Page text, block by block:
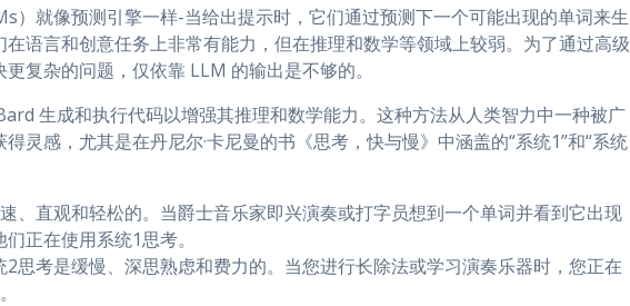
）就像预测引擎一样-当给出提示时，它们通过预测下一个可能出现的单词来生
在语言和创意任务上非常有能力，但在推理和数学等领域上较弱。为了通过高级
复杂的问题，仅依靠 LLM 的输出是不够的。
生成和执行代码以增强其推理和数学能力。这种方法从人类智力中一种被广
灵感，尤其是在丹尼尔·卡尼曼的书《思考，快与慢》中涵盖的“系统1”和“系统
、直观和轻松的。当爵士音乐家即兴演奏或打字员想到一个单词并看到它出现
正在使用系统1思考。
2思考是缓慢、深思熟虑和费力的。当您进行长除法或学习演奏乐器时，您正在